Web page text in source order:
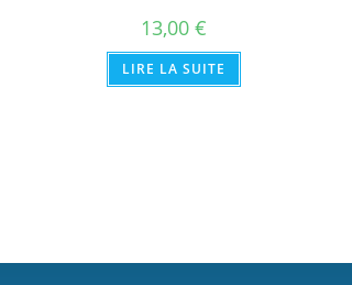
13,00€
LIRE LA SUITE